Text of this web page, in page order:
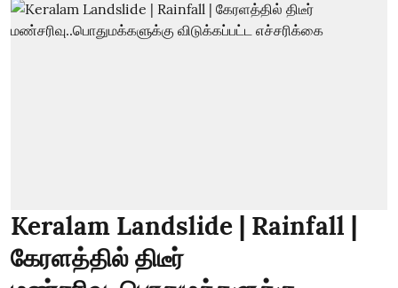
Keralam Landslide | Rainfall |
கேரளத்தில் திடீர்